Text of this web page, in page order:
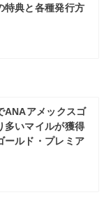
特典と各種発行方
ANAアメックスゴ
多いマイルが獲得
ールド・プレミア